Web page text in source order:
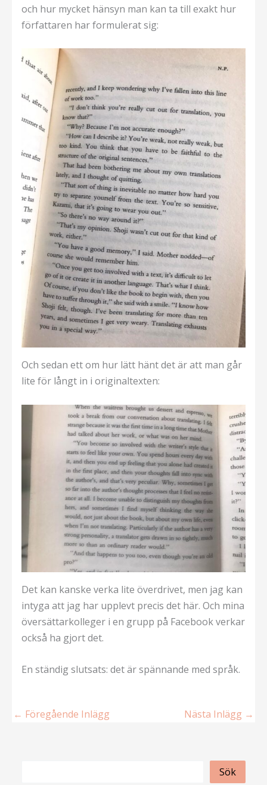
och hur mycket hänsyn man kan ta till exakt hur
författaren har formulerat sig:
Och sedan ett om hur lätt hänt det är att man går
lite för långt in i originaltexten:
Det kan kanske verka lite överdrivet, men jag kan
intyga att jag har upplevt precis det här. Och mina
översättarkolleger i en grupp på Facebook verkar
också ha gjort det.
En ständig slutsats: det är spännande med språk.
← Föregående Inlägg Nästa Inlägg →
Sök